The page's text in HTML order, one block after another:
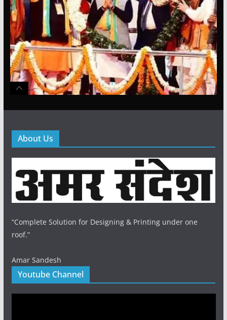
About Us
“Complete Solution for Designing & Printing under one
roof.”
Amar Sandesh
Youtube Channel